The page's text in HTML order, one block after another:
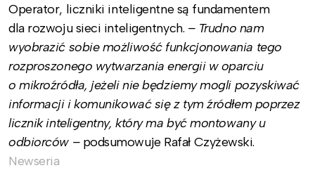
Operator, liczniki inteligentne są fundamentem
dla rozwoju sieci inteligentnych. – Trudno nam
wyobrazić sobie możliwość funkcjonowania tego
rozproszonego wytwarzania energii w oparciu
o mikroźródła, jeżeli nie będziemy mogli pozyskiwać
informacji i komunikować się z tym źródłem poprzez
licznik inteligentny, który ma być montowany u
odbiorców – podsumowuje Rafał Czyżewski.
Newseria